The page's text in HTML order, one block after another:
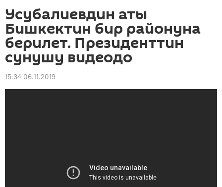
Усубалиевдин аты
Бишкектин бир районуна
берилет. Президенттин
сунушу видеодо
15:34 06.11.2019